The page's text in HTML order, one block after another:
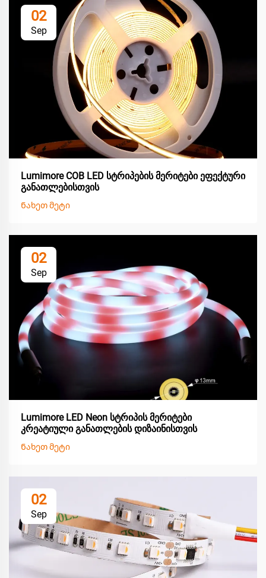
02
Sep
Lumimore COB LED სტრიპების მერიტები ეფექტური
განათლებისთვის
Ნახეთ მეტი
02
Sep
Lumimore LED Neon სტრიპის მერიტები
კრეატიული განათლების დიზაინისთვის
Ნახეთ მეტი
02
Sep